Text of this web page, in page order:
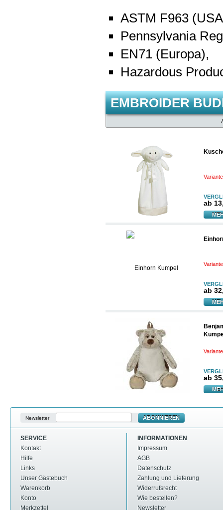
ASTM F963
Pennsylvania
EN71 (Europa),
Hazardous
EMBROIDER
ab
ab
ab
Newsletter ABONNIEREN
SERVICE
Kontakt
Hilfe
Links
Unser Gästebuch
Warenkorb
Konto
Merkzettel
INFORMATIONEN
Impressum
AGB
Datenschutz
Zahlung und Lieferung
Widerrufsrecht
Wie bestellen?
Newsletter